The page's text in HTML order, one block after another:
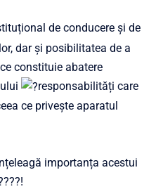
de conducere și de
dar și posibilitatea de a
constituie abatere
responsabilități care
ce privește aparatul
importanța acestui